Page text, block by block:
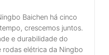
Baichen há cinco
crescemos juntos.
e durabilidade do
elétrica da Ningbo